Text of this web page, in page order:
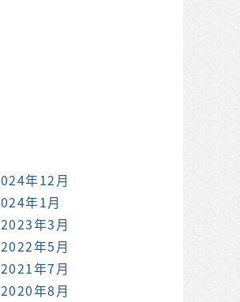
年12月
年1月
2023年3月
2022年5月
2021年7月
2020年8月